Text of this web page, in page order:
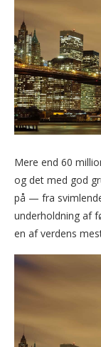
Mere end 60
og det med god
på — fra
underholdning af
en af verdens